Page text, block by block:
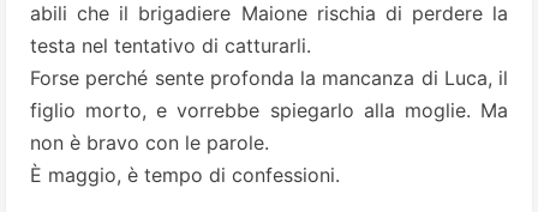
abili che il brigadiere Maione rischia di perdere la
testa nel tentativo di catturarli.
Forse perché sente profonda la mancanza di Luca, il
figlio morto, e vorrebbe spiegarlo alla moglie. Ma
non è bravo con le parole.
È maggio, è tempo di confessioni.